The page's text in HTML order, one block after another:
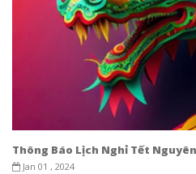
Thông Báo Lịch Nghỉ Tết
Jan 01 , 2024